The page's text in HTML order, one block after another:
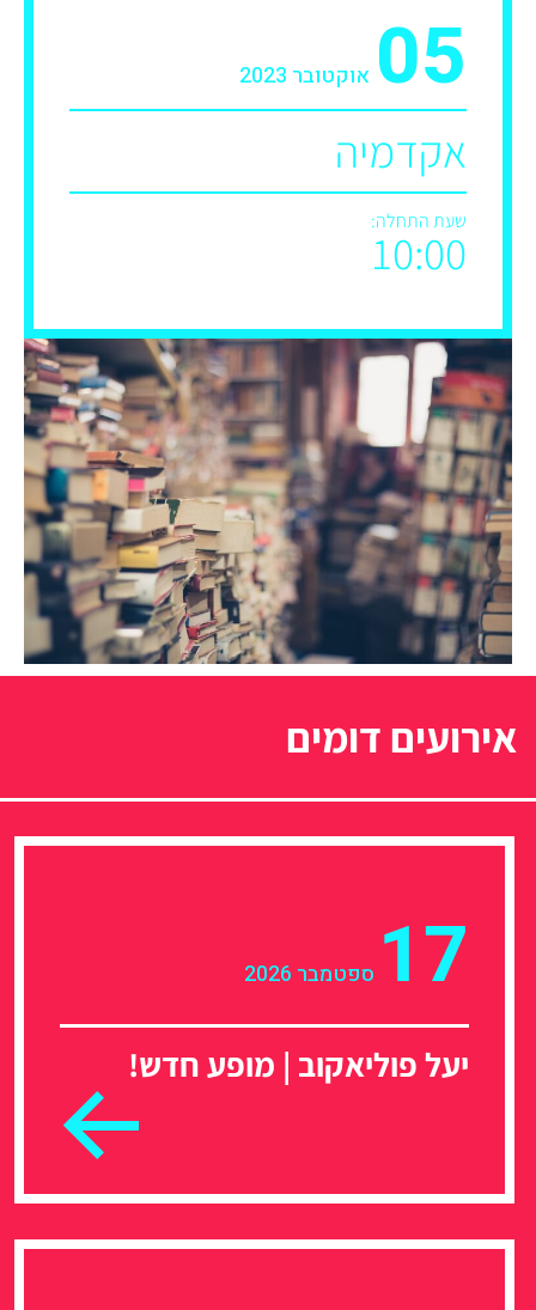
05 אוקטובר 2023
אקדמיה
שעת התחלה:
10:00
אירועים דומים
17 ספטמבר 2026
יעל פוליאקוב | מופע חדש!